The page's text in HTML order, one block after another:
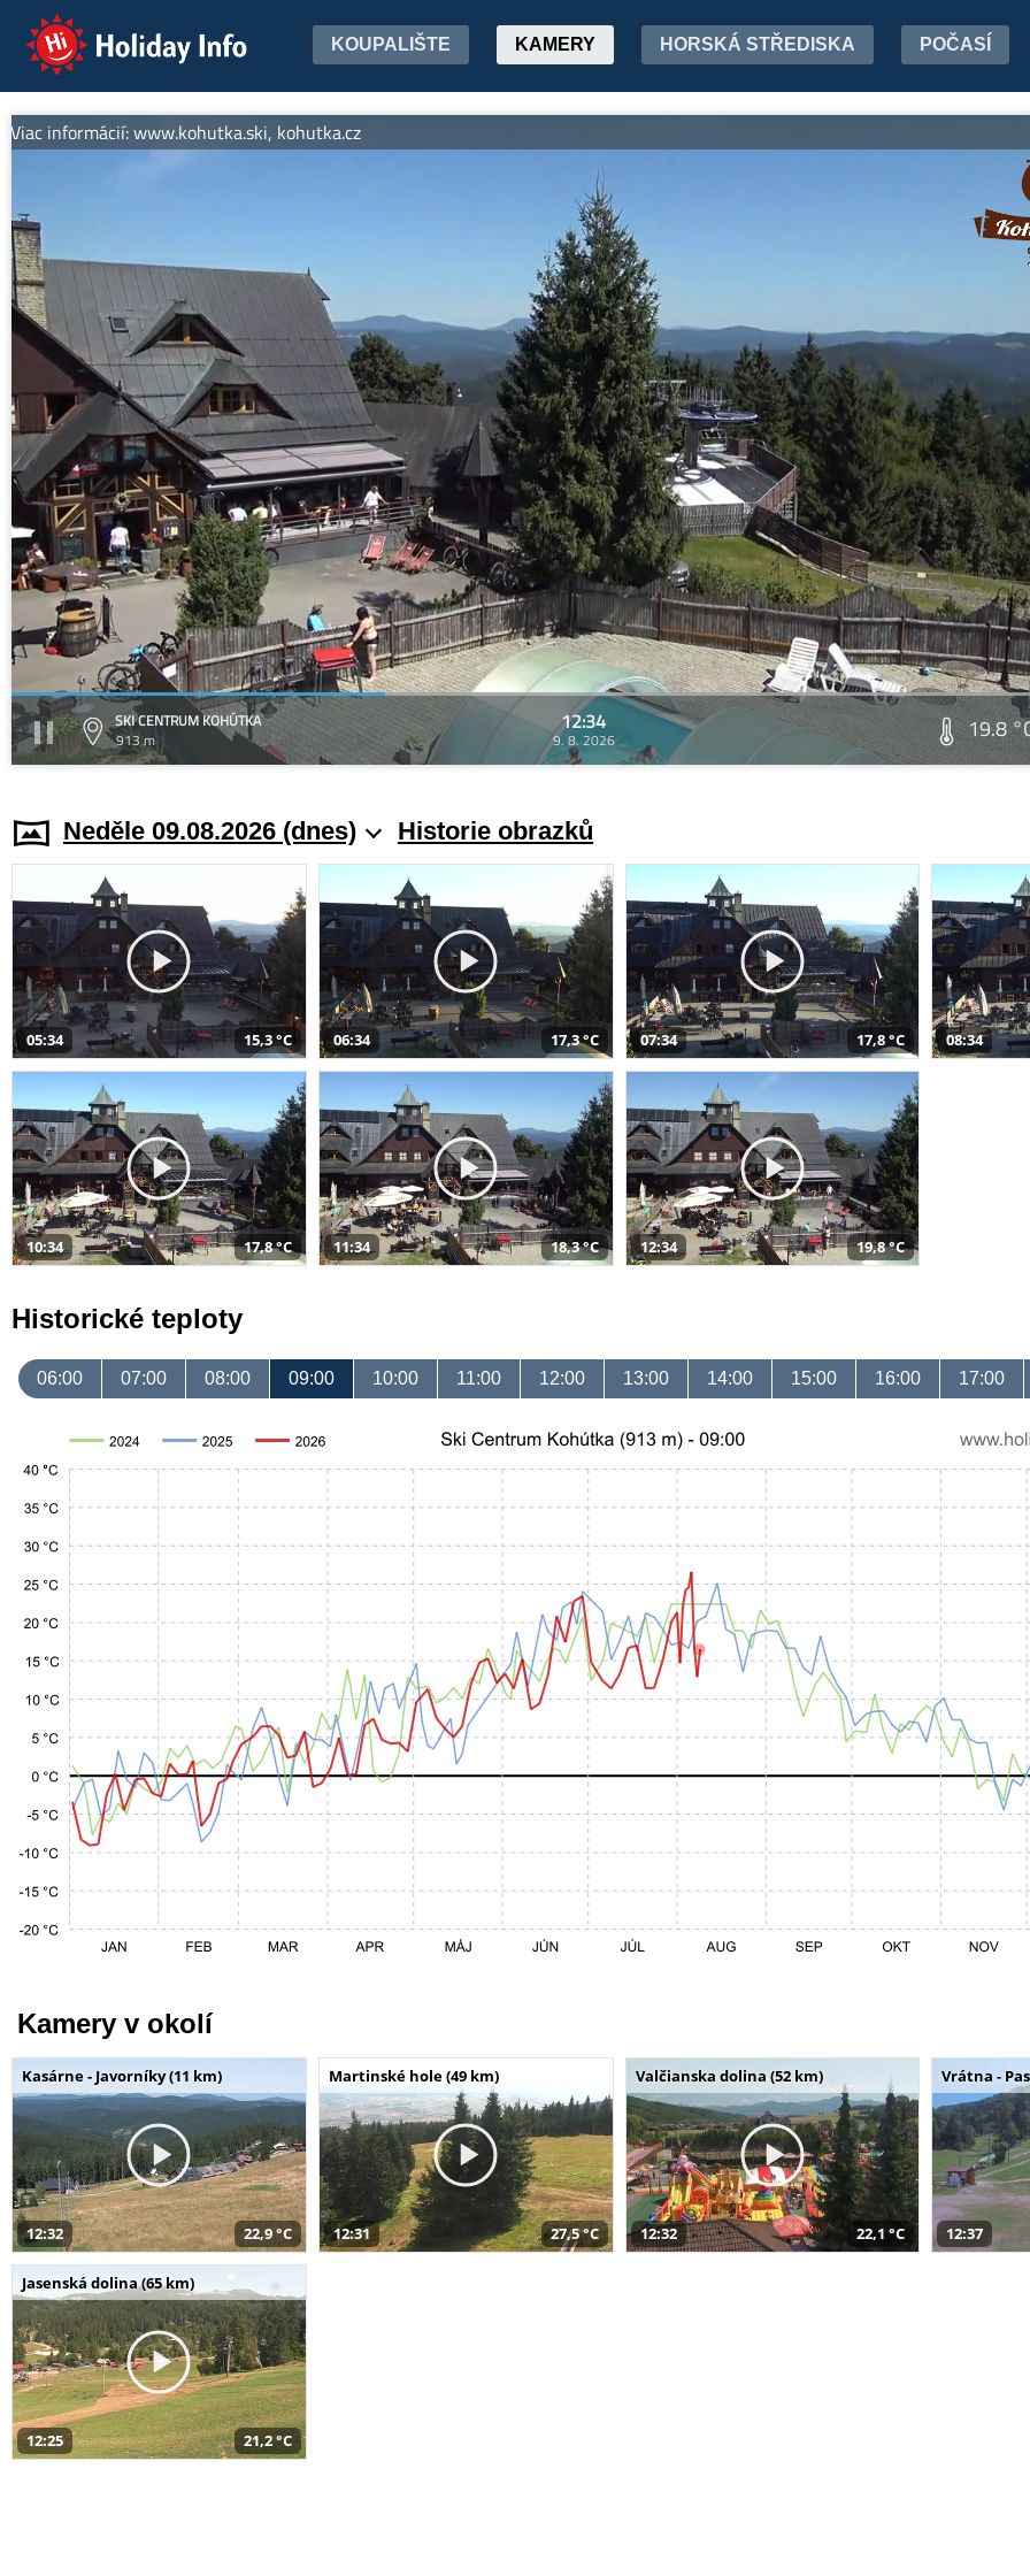
Holiday Info KOUPALIŠTE KAMERY HORSKÁ STŘEDISKA POČASÍ
informácií: www.kohutka.ski, kohutka.cz
SKI CENTRUM KOHÚTKA
913 m
12:34
9. 8. 2026 19.8
Neděle 09.08.2026 (dnes) Historie obrazků
05:34 15,3 °C 06:34 17,3 °C 07:34 17,8 °C 08:34
10:34 17,8 °C 11:34 18,3 °C 12:34 19,8 °C
Historické teploty
06:00 07:00 08:00 09:00 10:00 11:00 12:00 13:00 14:00 15:00 16:00 17:00
Kamery v okolí
Kasárne - Javorníky (11 km)
12:32 22,9 °C
Martinské hole (49 km)
12:31 27,5 °C
Valčianska dolina (52 km)
12:32 22,1 °C
Vrátna -
12:37
Jasenská dolina (65 km)
12:25 21,2 °C